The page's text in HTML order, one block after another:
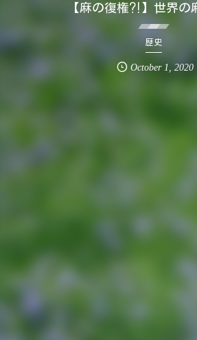
【麻の復権⁈】世界の
歴史
October 1 2020